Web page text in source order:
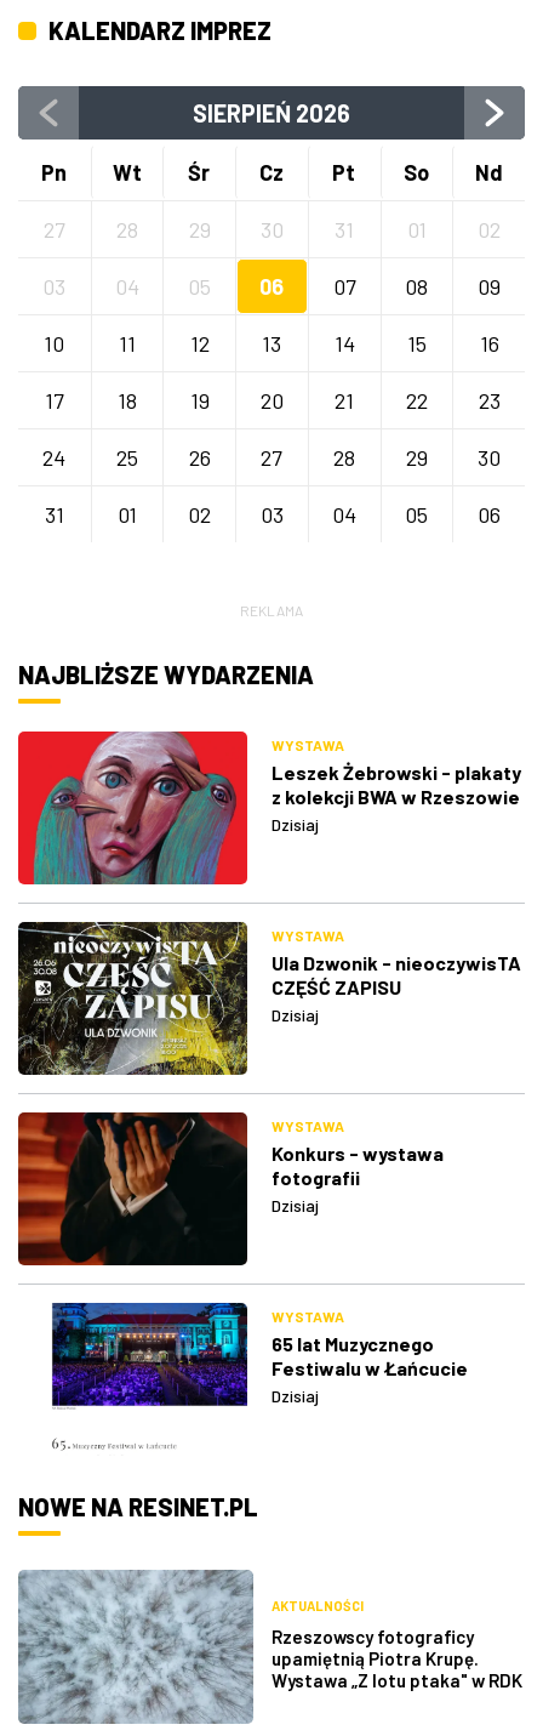
KALENDARZ IMPREZ
SIERPIEŃ 2026
Pn Wt Śr Cz Pt So Nd
27 28 29 30 31 01 02
03 04 05 06 07 08 09
10 11 12 13 14 15 16
17 18 19 20 21 22 23
24 25 26 27 28 29 30
31 01 02 03 04 05 06
REKLAMA
NAJBLIŻSZE WYDARZENIA
WYSTAWA
Leszek Żebrowski - plakaty
z kolekcji BWA w Rzeszowie
Dzisiaj
WYSTAWA
Ula Dzwonik - nieoczywisTA
CZĘŚĆ ZAPISU
Dzisiaj
WYSTAWA
Konkurs - wystawa
fotografii
Dzisiaj
WYSTAWA
65 lat Muzycznego
Festiwalu w Łańcucie
Dzisiaj
NOWE NA RESINET.PL
AKTUALNOŚCI
Rzeszowscy fotograficy
upamiętnią Piotra Krupę.
Wystawa „Z lotu ptaka" w RDK